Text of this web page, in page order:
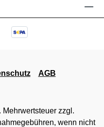
AGB
zzgl.
wenn nicht